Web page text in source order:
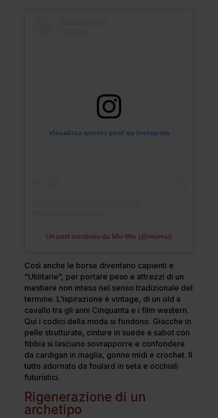
Visualizza questo post su Instagram
Un post condiviso da Miu Miu (@miumiu)
Così anche le borse diventano capienti e
“Utilitarie”, per portare peso e attrezzi di un
mestiere non inteso nel senso tradizionale del
termine. L’ispirazione è vintage, di un old a
cavallo tra gli anni Cinquanta e i film western.
Qui i codici della moda si fondono. Giacche in
pelle strutturate, cinture in suede e sabot con
fibbia si lasciano sovrapporre e confondere
da cardigan in maglia, gonne midi e crochet. Il
tutto adornato da foulard in seta e occhiali
futuristici.
Rigenerazione di un
archetipo